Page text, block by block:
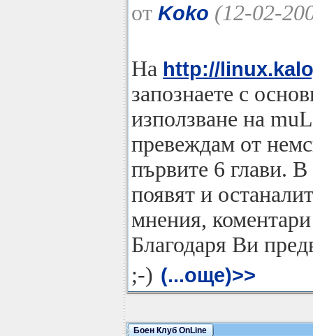
от Koko (12-02-
На http://
запознаете с
използване на
превеждам от
първите 6 глави.
появят и
мнения,
Благодаря Ви
;-) (...още)>>
Боен Клуб OnLine